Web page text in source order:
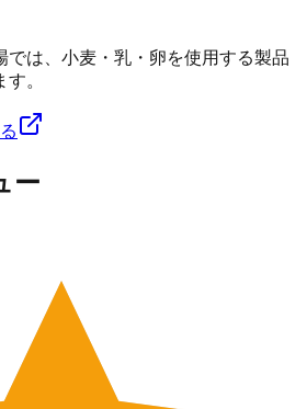
は、小麦・乳・卵を使用する製品
。
ー